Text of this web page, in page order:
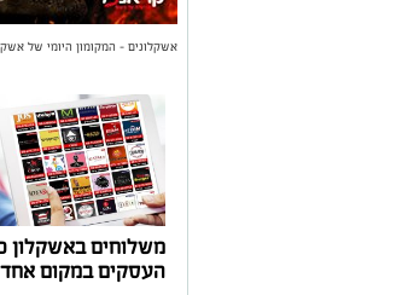
אשקלונים - המקומון היומי של
משלוחים באשקלון
העסקים במקום אחד